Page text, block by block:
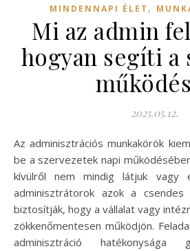
MINDENNAPI ÉLET ,
Mi az admin
hogyan segíti a
2025.05.12.
Az adminisztrációs munkakörök kiemelt szerepet töltenek
be a szervezetek napi
kívülről nem mindig látjuk vagy
adminisztrátorok azok a csendes
biztosítják, hogy a vállalat vagy
zökkenőmentesen működjön.
adminisztráció hatékonysága